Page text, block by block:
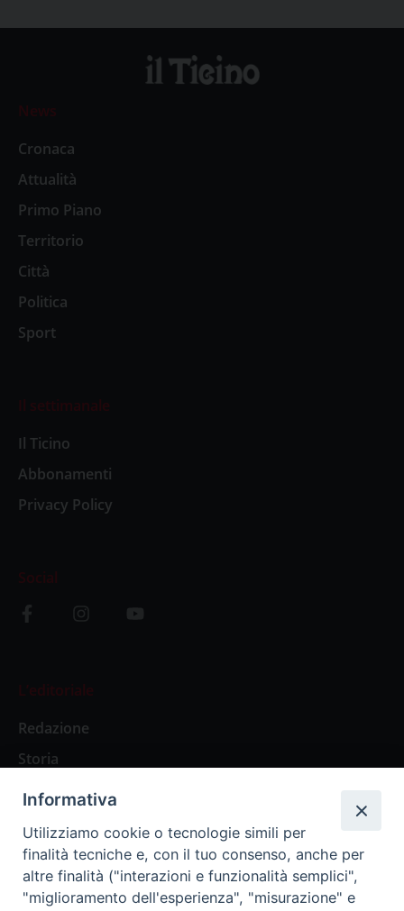
News
Cronaca
Attualità
Primo Piano
Territorio
Città
Politica
Sport
Il settimanale
Il Ticino
Abbonamenti
Privacy Policy
Social
L’editoriale
Redazione
Storia
Abbonamenti
Abbonamento Annuale Digitale
Abbonamento Annuale Cartaceo
Informativa
Utilizziamo cookie o tecnologie simili per
finalità tecniche e, con il tuo consenso, anche per
altre finalità ("interazioni e funzionalità semplici",
"miglioramento dell'esperienza", "misurazione" e